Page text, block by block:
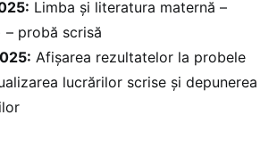
Limba și literatura maternă –
– probă scrisă
⁠Afișarea rezultatelor la probele
lucrărilor scrise și depunerea